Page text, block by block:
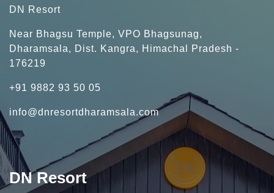
DN Resort
Near Bhagsu Temple, VPO Bhagsunag,
Dharamsala, Dist. Kangra, Himachal Pradesh -
176219
+91 9882 93 50 05
info@dnresortdharamsala.com
DN Resort